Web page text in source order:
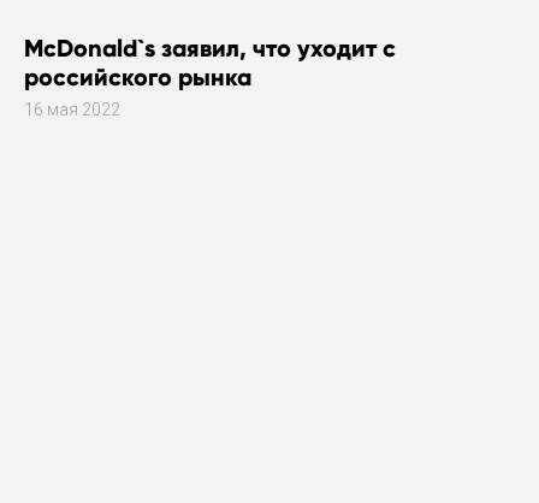
McDonald`s заявил, что уходит с
российского рынка
16 мая 2022